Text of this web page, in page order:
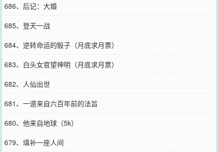
686、后记：大婚
685、登天一战
684、逆转命运的骰子（月底求月票）
683、白头女官望神明（月底求月票）
682、人仙出世
681、一道来自六百年前的法旨
680、他来自地球（5k）
679、填补一座人间